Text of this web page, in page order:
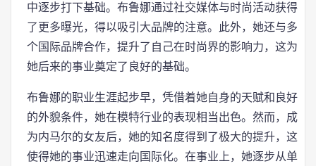
中逐步打下基础。布鲁娜通过社交媒体与时尚活动获得
了更多曝光，得以吸引大品牌的注意。此外，她还与多
个国际品牌合作，提升了自己在时尚界的影响力，这为
她后来的事业奠定了良好的基础。
布鲁娜的职业生涯起步早，凭借着她自身的天赋和良好
的外貌条件，她在模特行业的表现相当出色。然而，成
为内马尔的女友后，她的知名度得到了极大的提升，这
使得她的事业迅速走向国际化。在事业上，她逐步从单